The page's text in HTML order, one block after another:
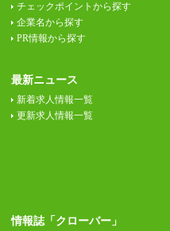
チェックポイントから探す
企業名から探す
PR情報から探す
最新ニュース
新着求人情報一覧
更新求人情報一覧
情報誌「クローバー」